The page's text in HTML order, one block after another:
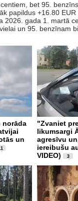
bet 95.
papildus +16.80
2026. gada 1. martā
un 95. benzīnam
norāda
un
"Zvaniet
likumsargi
agresīvu
iereibušu
VIDEO)
3